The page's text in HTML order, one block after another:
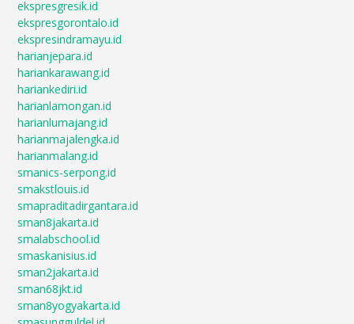
ekspresgresik.id
ekspresgorontalo.id
ekspresindramayu.id
harianjepara.id
hariankarawang.id
hariankediri.id
harianlamongan.id
harianlumajang.id
harianmajalengka.id
harianmalang.id
smanics-serpong.id
smakstlouis.id
smapraditadirgantara.id
sman8jakarta.id
smalabschool.id
smaskanisius.id
sman2jakarta.id
sman68jkt.id
sman8yogyakarta.id